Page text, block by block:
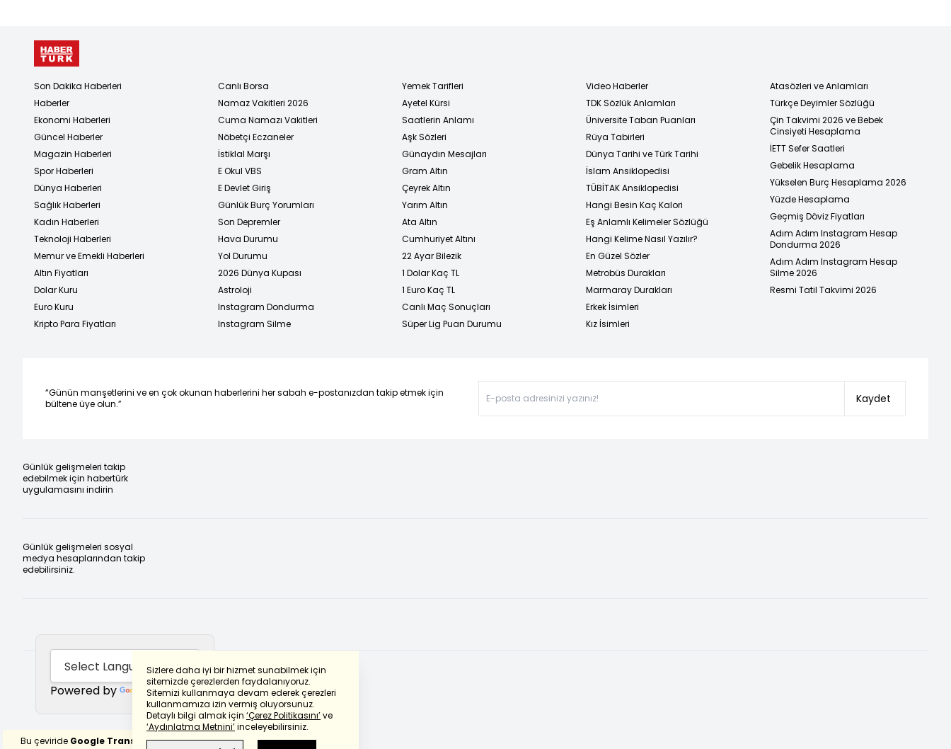
Sizlere daha iyi bir hizmet sunabilmek için
sitemizde çerezlerden faydalanıyoruz.
Sitemizi kullanmaya devam ederek çerezleri
kullanmamıza izin vermiş oluyorsunuz.
Detaylı bilgi almak için ‘Çerez Politikasını’ve
‘Aydınlatma Metnini’inceleyebilirsiniz.
Son Dakika Haberleri
Haberler
Ekonomi Haberleri
Güncel Haberler
Magazin Haberleri
Spor Haberleri
Dünya Haberleri
Sağlık Haberleri
Kadın Haberleri
Teknoloji Haberleri
Memur ve Emekli Haberleri
Altın Fiyatları
Dolar Kuru
Euro Kuru
Kripto Para Fiyatları
Canlı Borsa
Namaz Vakitleri 2026
Cuma Namazı Vakitleri
Nöbetçi Eczaneler
İstiklal Marşı
E Okul VBS
E Devlet Giriş
Günlük Burç Yorumları
Son Depremler
Hava Durumu
Yol Durumu
2026 Dünya Kupası
Astroloji
Instagram Dondurma
Instagram Silme
Yemek Tarifleri
Ayetel Kürsi
Saatlerin Anlamı
Aşk Sözleri
Günaydın Mesajları
Gram Altın
Çeyrek Altın
Yarım Altın
Ata Altın
Cumhuriyet Altını
22 Ayar Bilezik
1 Dolar Kaç TL
1 Euro Kaç TL
Canlı Maç Sonuçları
Süper Lig Puan Durumu
Video Haberler
TDK Sözlük Anlamları
Üniversite Taban Puanları
Rüya Tabirleri
Dünya Tarihi ve Türk Tarihi
İslam Ansiklopedisi
TÜBİTAK Ansiklopedisi
Hangi Besin Kaç Kalori
Eş Anlamlı Kelimeler Sözlüğü
Hangi Kelime Nasıl Yazılır?
En Güzel Sözler
Metrobüs Durakları
Marmaray Durakları
Erkek İsimleri
Kız İsimleri
Atasözleri ve Anlamları
Türkçe Deyimler Sözlüğü
Çin Takvimi 2026 ve Bebek
Cinsiyeti Hesaplama
İETT Sefer Saatleri
Gebelik Hesaplama
Yükselen Burç Hesaplama 2026
Yüzde Hesaplama
Geçmiş Döviz Fiyatları
Adım Adım Instagram Hesap
Dondurma 2026
Adım Adım Instagram Hesap
Silme 2026
Resmi Tatil Takvimi 2026
“Günün manşetlerini ve en çok okunan haberlerini her sabah e-postanızdan takip etmek için
bültene üye olun.”
Kaydet
Günlük gelişmeleri takip
edebilmek için habertürk
uygulamasını indirin
Günlük gelişmeleri sosyal
medya hesaplarından takip
edebilirsiniz.
Powered by Translate
Bu çeviride Google Transletekullanılmıştır.